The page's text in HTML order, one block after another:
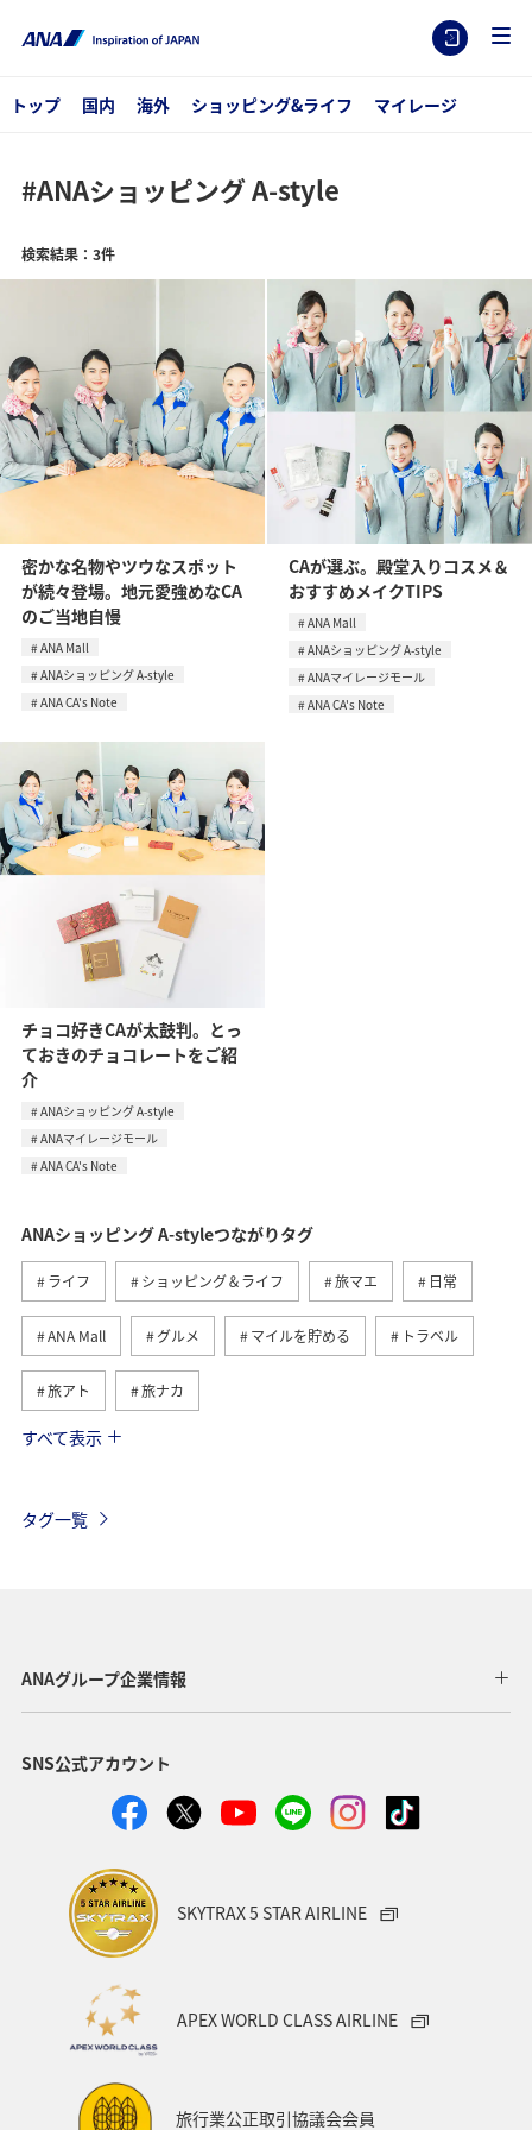
トップ 国内 海外 ショッピング&ライフ マイレージ
#ANAショッピング A-style
検索結果：3件
密かな名物やツウなスポット
が続々登場。地元愛強めなCA
のご当地自慢
ANA Mall
ANAショッピング A-style
ANA CA's Note
CAが選ぶ。殿堂入りコスメ＆
おすすめメイクTIPS
ANA Mall
ANAショッピング A-style
ANAマイレージモール
ANA CA's Note
チョコ好きCAが太鼓判。とっ
ておきのチョコレートをご紹
介
ANAショッピング A-style
ANAマイレージモール
ANA CA's Note
ANAショッピング A-styleつながりタグ
ライフ ショッピング＆ライフ 旅マエ 日常
ANA Mall グルメ マイルを貯める トラベル
旅アト 旅ナカ
マイルを使う
海外 東京都 熊本県 群馬県 記念日
アメリカ・カナダ・中南米
お祭り・イベント カップル 飛行機 帰省
年末年始
ANAのオンラインショップ
イタリア
ANAの取り組み（サステナブル、社会貢献）
編集長のおすすめ
すべて表示
タグ一覧
ANAグループ企業情報
SNS公式アカウント
SKYTRAX 5 STAR AIRLINE
APEX WORLD CLASS AIRLINE
旅行業公正取引協議会会員